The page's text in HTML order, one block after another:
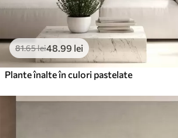
81.65lei48 .99 lei
Plante înalte în culori pastelate